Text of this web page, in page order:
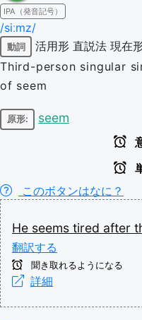
IPA（発音記号）
/siːmz/
動詞 活用形 直説法 現在
Third-person singular
of seem
原形: seem
このボタンはなに？
He seems tired after
翻訳する
聞き取れるようになる
詳細